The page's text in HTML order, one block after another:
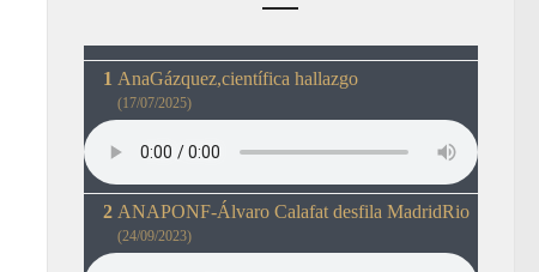
AnaGázquez,científica hallazgo
(17/07/2025)
ANAPONF-Álvaro Calafat desfila MadridRio
(24/09/2023)